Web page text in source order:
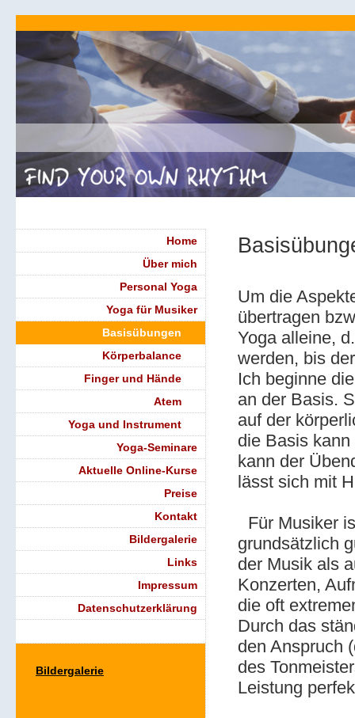
Um die
übertragen
Yoga alleine,
werden, bis
Ich beginne
an der Basis.
auf der
die Basis
kann der
lässt sich mit
Für Musiker
grundsätzlich
der Musik als
Konzerten,
die oft
Durch das
den Anspruch
des
Leistung
Home
Über mich
Personal Yoga
Yoga für Musiker
Basisübungen
Körperbalance
Finger und Hände
Atem
Yoga und Instrument
Yoga-Seminare
Aktuelle Online-Kurse
Preise
Kontakt
Bildergalerie
Links
Impressum
Datenschutzerklärung
Bildergalerie